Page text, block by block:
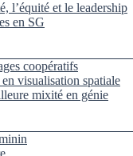
l’équité et le leadership
en SG
coopératifs
visualisation spatiale
mixité en génie